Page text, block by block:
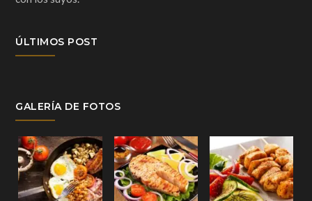
ÚLTIMOS POST
GALERÍA DE FOTOS